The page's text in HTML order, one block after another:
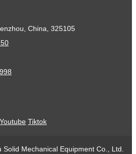
China, 325105
Youtube Tiktok
Mechanical Equipment Co., Ltd.